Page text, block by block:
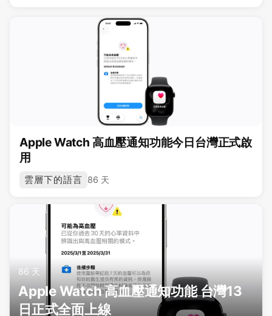
Apple Watch 高血壓通知功能今日台灣正式啟
用
雲層下的語言 86 天
86 天
Apple Watch 高血壓通知功能 台灣13
日正式全面上線